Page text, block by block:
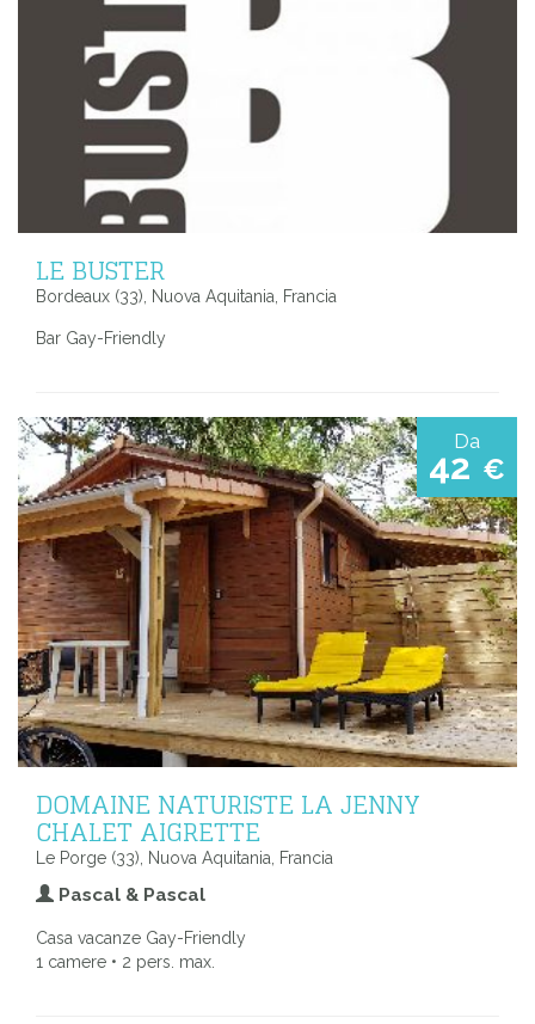
LE BUSTER
Bordeaux (33), Nuova Aquitania, Francia
Bar Gay-Friendly
Da
42 €
DOMAINE NATURISTE LA JENNY
CHALET AIGRETTE
Le Porge (33), Nuova Aquitania, Francia
Pascal & Pascal
Casa vacanze Gay-Friendly
1 camere • 2 pers. max.